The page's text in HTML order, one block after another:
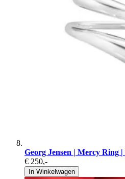
Georg Jensen | Mercy Ring
€ 250,-
In Winkelwagen